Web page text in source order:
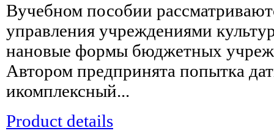
Вучебном пособии
управления учреждениями
нановые формы бюджетных
Автором предпринята попытка
икомплексный...
Product details